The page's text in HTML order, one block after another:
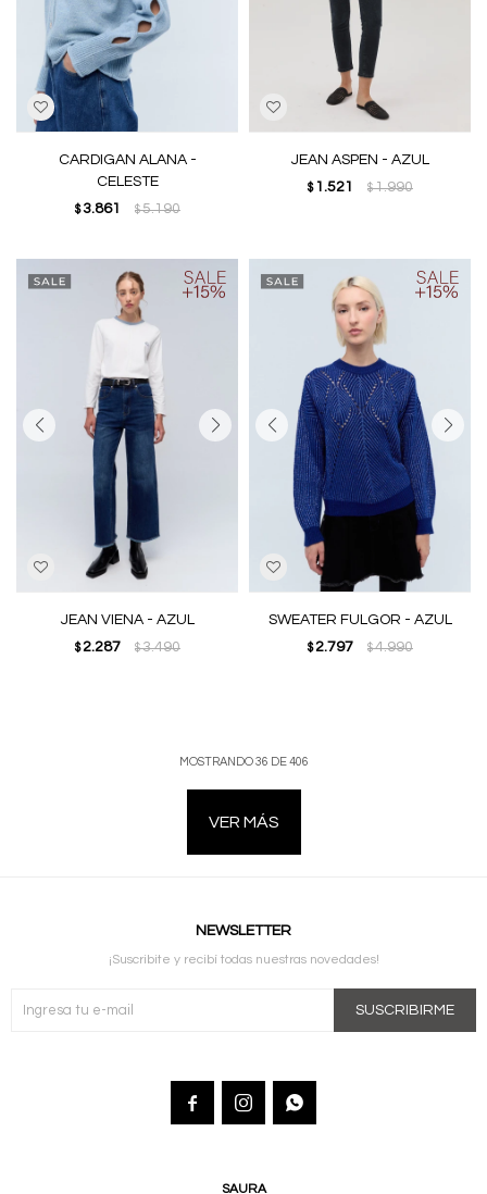
CARDIGAN ALANA -
CELESTE
$ 3.861 $5.190
JEAN ASPEN - AZUL
$ 1.521 $1.990
JEAN VIENA - AZUL
$ 2.287 $3.490
SWEATER FULGOR - AZUL
$ 2.797 $4.990
MOSTRANDO36 DE406
VER MÁS
SAURA
NEWSLETTER
¡Suscribite y recibí todas nuestras novedades!
SUSCRIBIRME
  